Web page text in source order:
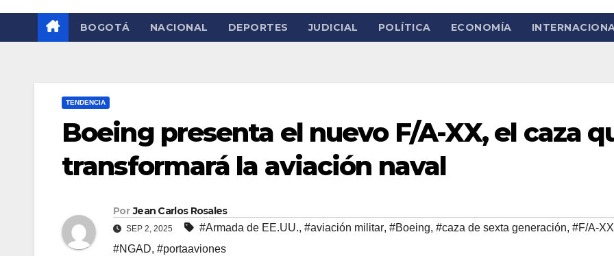
BOGOTÁ NACIONAL DEPORTES JUDICIAL POLÍTICA ECONOMÍA
TENDENCIA
Boeing presenta el nuevo F/A-XX, el caza
transformará la aviación naval
Por Jean Carlos Rosales
SEP 2, 2025 #Armada de EE.UU., #aviación militar, #Boeing, #caza de sexta generación, #F/A-XX
#NGAD, #portaaviones